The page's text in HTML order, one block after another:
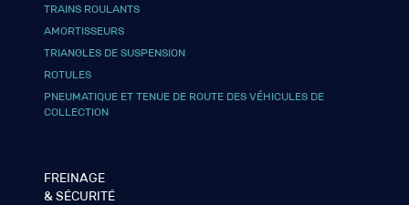
TRAINS ROULANTS
AMORTISSEURS
TRIANGLES DE SUSPENSION
ROTULES
PNEUMATIQUE ET TENUE DE ROUTE DES VÉHICULES DE
COLLECTION
FREINAGE
& SÉCURITÉ